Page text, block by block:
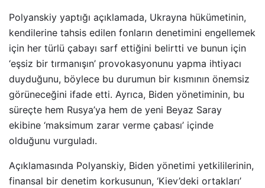
Polyanskiy yaptığı açıklamada, Ukrayna hükümetinin,
kendilerine tahsis edilen fonların denetimini engellemek
için her türlü çabayı sarf ettiğini belirtti ve bunun için
‘eşsiz bir tırmanışın’ provokasyonunu yapma ihtiyacı
duyduğunu, böylece bu durumun bir kısmının önemsiz
görüneceğini ifade etti. Ayrıca, Biden yönetiminin, bu
süreçte hem Rusya’ya hem de yeni Beyaz Saray
ekibine ‘maksimum zarar verme çabası’ içinde
olduğunu vurguladı.
Açıklamasında Polyanskiy, Biden yönetimi yetkililerinin,
finansal bir denetim korkusunun, ‘Kiev’deki ortakları’